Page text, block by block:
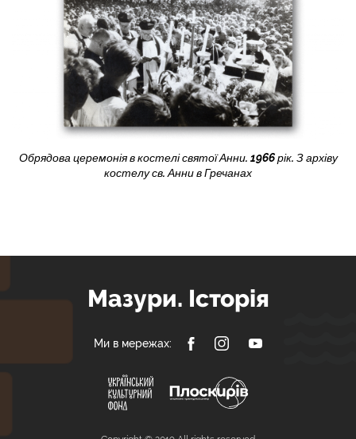
Обрядова церемонія в костелі святої Анни. 1966 рік. З архіву
костелу св. Анни в Гречанах
Мазури. Історія
Ми в мережах: